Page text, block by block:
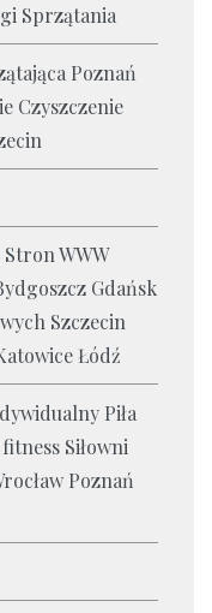
Sprzątania
Poznań
Czyszczenie
WWW
Gdańsk
Szczecin
Łódź
Piła
Siłowni
Poznań